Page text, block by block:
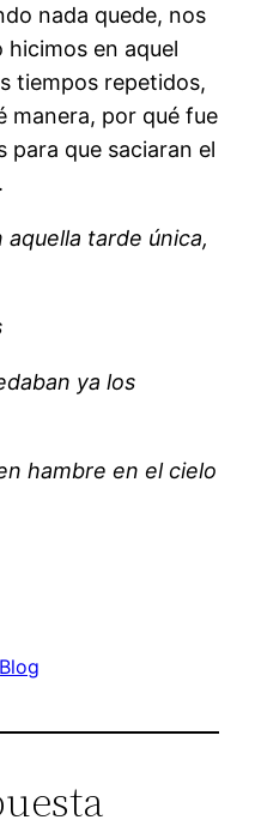
nada quede, nos
en aquel
tiempos repetidos,
manera, por qué fue
para que saciaran el
tarde única,
ya los
hambre en el cielo
Blog